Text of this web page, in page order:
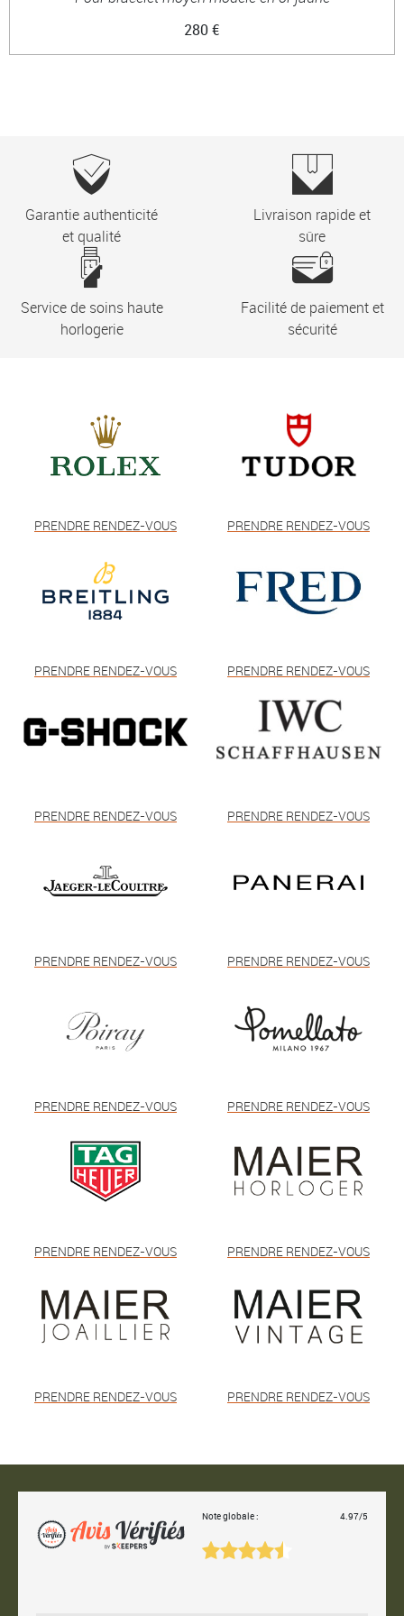
280 €
Garantie authenticité
et qualité
Livraison rapide et
sûre
Service de soins haute
horlogerie
Facilité de paiement et
sécurité
PRENDRE RENDEZ-VOUS PRENDRE RENDEZ-VOUS
PRENDRE RENDEZ-VOUS PRENDRE RENDEZ-VOUS
PRENDRE RENDEZ-VOUS PRENDRE RENDEZ-VOUS
PRENDRE RENDEZ-VOUS PRENDRE RENDEZ-VOUS
PRENDRE RENDEZ-VOUS PRENDRE RENDEZ-VOUS
PRENDRE RENDEZ-VOUS PRENDRE RENDEZ-VOUS
PRENDRE RENDEZ-VOUS PRENDRE RENDEZ-VOUS
Note globale : 4.97/5